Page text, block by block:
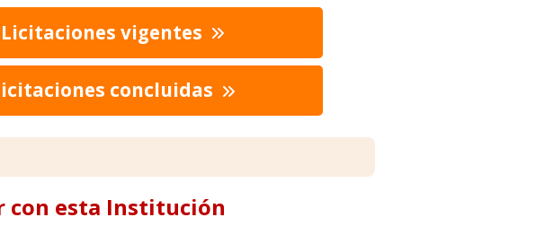
Licitaciones vigentes
concluidas
con esta Institución